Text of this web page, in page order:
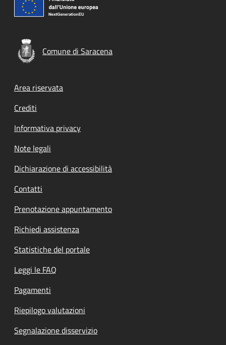
Comune di Saracena
Footer menu
Area riservata
Crediti
Informativa privacy
Note legali
Dichiarazione di accessibilità
Contatti
Prenotazione appuntamento
Richiedi assistenza
Statistiche del portale
Leggi le FAQ
Pagamenti
Riepilogo valutazioni
Segnalazione disservizio